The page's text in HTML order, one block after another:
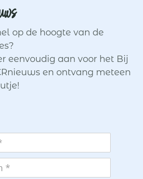
op de hoogte van de
eenvoudig aan voor het Bij
en ontvang meteen